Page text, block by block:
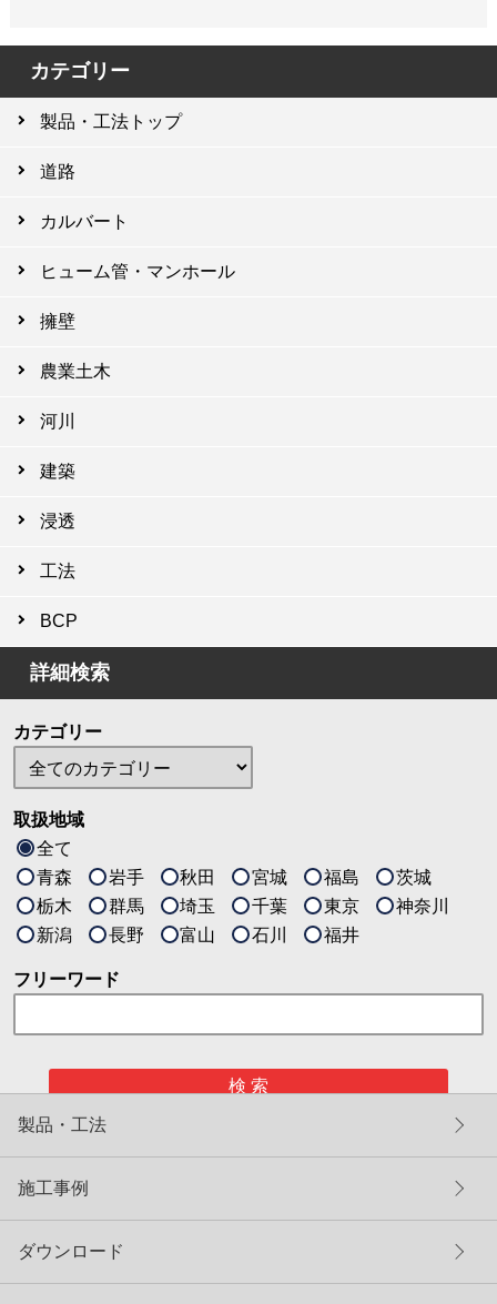
カテゴリー
製品・工法トップ
道路
カルバート
ヒューム管・マンホール
擁壁
農業土木
河川
建築
浸透
工法
BCP
詳細検索
カテゴリー
取扱地域
全て
青森
岩手 秋田 宮城 福島
茨城
栃木
群馬 埼玉 千葉 東京
神奈川
新潟
長野 富山 石川 福井
フリーワード
検 索
製品・工法
施工事例
ダウンロード